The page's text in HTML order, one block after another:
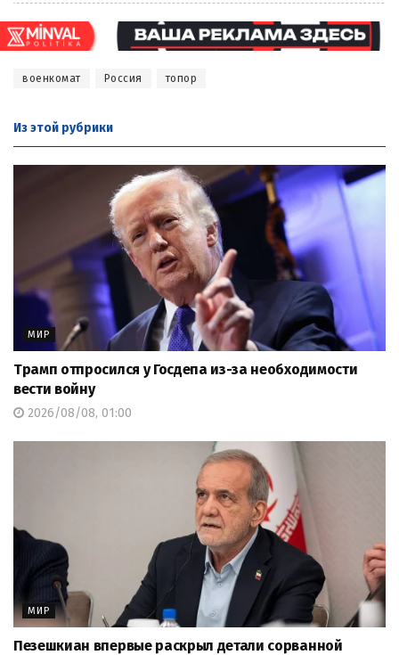
военкомат Россия топор
Из этой рубрики
МИР
Трамп отпросился у Госдепа из-за необходимости
вести войну
2026/08/08, 01:00
МИР
Пезешкиан впервые раскрыл детали сорванной